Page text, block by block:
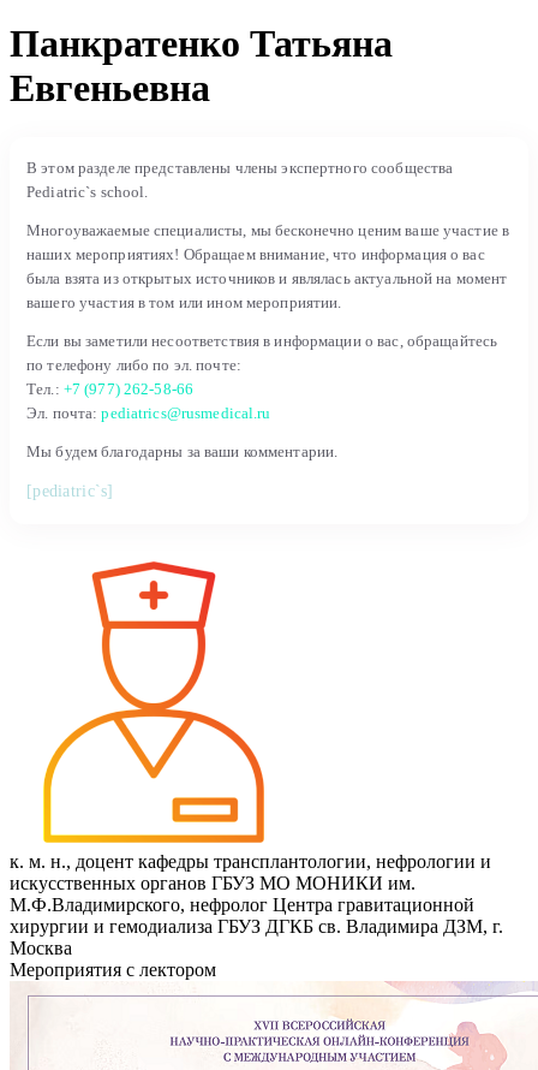
Панкратенко Татьяна
Евгеньевна
В этом разделе представлены члены экспертного сообщества
Pediatric`s school.
Многоуважаемые специалисты, мы бесконечно ценим ваше участие в
наших мероприятиях! Обращаем внимание, что информация о вас
была взята из открытых источников и являлась актуальной на момент
вашего участия в том или ином мероприятии.
Если вы заметили несоответствия в информации о вас, обращайтесь
по телефону либо по эл. почте:
Тел.: +7 (977) 262-58-66
Эл. почта:pediatrics@rusmedical.ru
Мы будем благодарны за ваши комментарии.
[pediatric`s]
к. м. н., доцент кафедры трансплантологии, нефрологии и
искусственных органов ГБУЗ МО МОНИКИ им.
М.Ф.Владимирского, нефролог Центра гравитационной
хирургии и гемодиализа ГБУЗ ДГКБ св. Владимира ДЗМ, г.
Москва
Мероприятия с лектором